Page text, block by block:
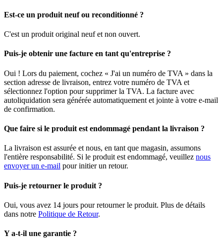
Est-ce un produit neuf ou reconditionné ?
C'est un produit original neuf et non ouvert.
Puis-je obtenir une facture en tant qu'entreprise ?
Oui ! Lors du paiement, cochez « J'ai un numéro de TVA » dans la
section adresse de livraison, entrez votre numéro de TVA et
sélectionnez l'option pour supprimer la TVA. La facture avec
autoliquidation sera générée automatiquement et jointe à votre e-mail
de confirmation.
Que faire si le produit est endommagé pendant la livraison ?
La livraison est assurée et nous, en tant que magasin, assumons
l'entière responsabilité. Si le produit est endommagé, veuillez nous
envoyer un e-mail pour initier un retour.
Puis-je retourner le produit ?
Oui, vous avez 14 jours pour retourner le produit. Plus de détails
dans notre Politique de Retour.
Y a-t-il une garantie ?